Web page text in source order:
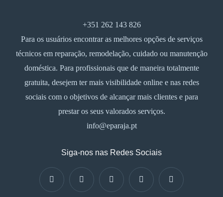
+351 262 143 826
Para os usuários encontrar as melhores opções de serviços
técnicos em reparação, remodelação, cuidado ou manutenção
doméstica. Para profissionais que de maneira totalmente
gratuita, desejem ter mais visibilidade online e nas redes
sociais com o objetivos de alcançar mais clientes e para
prestar os seus valorados serviços.
info@eparaja.pt
Siga-nos nas Redes Sociais